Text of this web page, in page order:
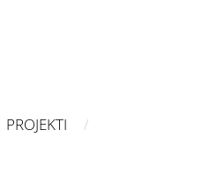
PROJEKTI